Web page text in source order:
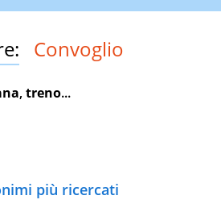
Convoglio
,treno...
più ricercati